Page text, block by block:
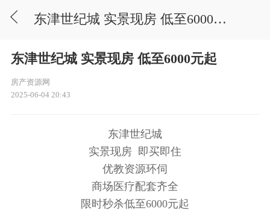
东津世纪城 实景现房 低至6000元起
东津世纪城 实景现房 低至6000元起
房产资源网
2025-06-04 20:43
东津世纪城
实景现房 即买即住
优教资源环伺
商场医疗配套齐全
限时秒杀低至6000元起